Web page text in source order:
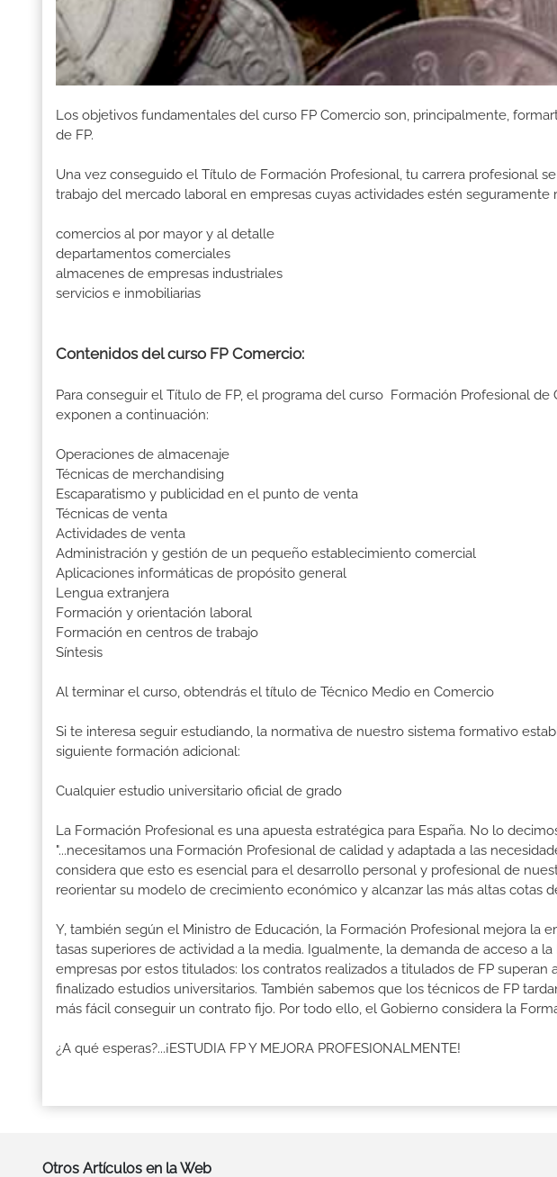
Los objetivos fundamentales del curso FP Comercio son, principalmente,
de FP.
Una vez conseguido el Título de Formación Profesional, tu carrera profesional
trabajo del mercado laboral en empresas cuyas actividades estén seguramente
comercios al por mayor y al detalle
departamentos comerciales
almacenes de empresas industriales
servicios e inmobiliarias
Contenidos del curso FP Comercio:
Para conseguir el Título de FP, el programa del curso Formación Profesional
exponen a continuación:
Operaciones de almacenaje
Técnicas de merchandising
Escaparatismo y publicidad en el punto de venta
Técnicas de venta
Actividades de venta
Administración y gestión de un pequeño establecimiento comercial
Aplicaciones informáticas de propósito general
Lengua extranjera
Formación y orientación laboral
Formación en centros de trabajo
Síntesis
Al terminar el curso, obtendrás el título de Técnico Medio en Comercio
Si te interesa seguir estudiando, la normativa de nuestro sistema formativo
siguiente formación adicional:
Cualquier estudio universitario oficial de grado
La Formación Profesional es una apuesta estratégica para España. No lo
"...necesitamos una Formación Profesional de calidad y adaptada a las
considera que esto es esencial para el desarrollo personal y profesional de
reorientar su modelo de crecimiento económico y alcanzar las más altas cotas
Y, también según el Ministro de Educación, la Formación Profesional mejora la
tasas superiores de actividad a la media. Igualmente, la demanda de acceso a
empresas por estos titulados: los contratos realizados a titulados de FP superan
finalizado estudios universitarios. También sabemos que los técnicos de FP
más fácil conseguir un contrato fijo. Por todo ello, el Gobierno considera la
¿A qué esperas?...¡ESTUDIA FP Y MEJORA PROFESIONALMENTE!
Otros Artículos en la Web